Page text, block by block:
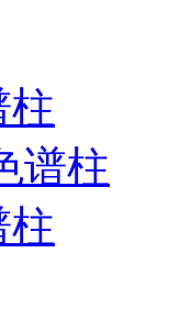
柱
谱柱
柱